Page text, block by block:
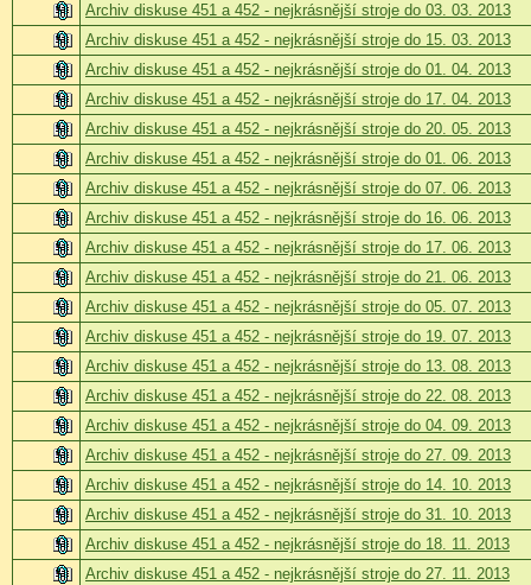
Archiv diskuse 451 a 452 - nejkrásnější stroje do 03. 03. 2013
Archiv diskuse 451 a 452 - nejkrásnější stroje do 15. 03. 2013
Archiv diskuse 451 a 452 - nejkrásnější stroje do 01. 04. 2013
Archiv diskuse 451 a 452 - nejkrásnější stroje do 17. 04. 2013
Archiv diskuse 451 a 452 - nejkrásnější stroje do 20. 05. 2013
Archiv diskuse 451 a 452 - nejkrásnější stroje do 01. 06. 2013
Archiv diskuse 451 a 452 - nejkrásnější stroje do 07. 06. 2013
Archiv diskuse 451 a 452 - nejkrásnější stroje do 16. 06. 2013
Archiv diskuse 451 a 452 - nejkrásnější stroje do 17. 06. 2013
Archiv diskuse 451 a 452 - nejkrásnější stroje do 21. 06. 2013
Archiv diskuse 451 a 452 - nejkrásnější stroje do 05. 07. 2013
Archiv diskuse 451 a 452 - nejkrásnější stroje do 19. 07. 2013
Archiv diskuse 451 a 452 - nejkrásnější stroje do 13. 08. 2013
Archiv diskuse 451 a 452 - nejkrásnější stroje do 22. 08. 2013
Archiv diskuse 451 a 452 - nejkrásnější stroje do 04. 09. 2013
Archiv diskuse 451 a 452 - nejkrásnější stroje do 27. 09. 2013
Archiv diskuse 451 a 452 - nejkrásnější stroje do 14. 10. 2013
Archiv diskuse 451 a 452 - nejkrásnější stroje do 31. 10. 2013
Archiv diskuse 451 a 452 - nejkrásnější stroje do 18. 11. 2013
Archiv diskuse 451 a 452 - nejkrásnější stroje do 27. 11. 2013